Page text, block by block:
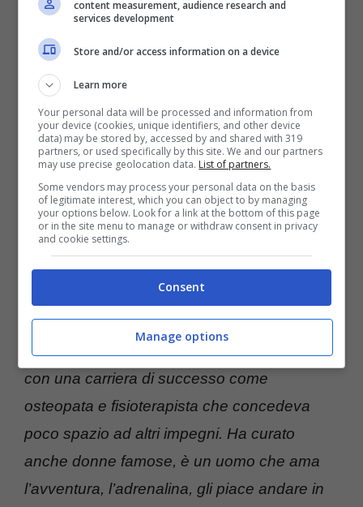
settimanale Chi.
“Carollo è sempre stato un single di ferro,
geloso dei propri spazi, della propria intimità,
con una carriera di successo come
osteopata e fisioterapista che concedeva
poco spazio ad altri impegni. Ha curato
anche donne famose, è un uomo che ama
l’avventura, l’adrenalina, gli piace andare in
content measurement, audience research and
services development
Store and/or access information on a device
Learn more
Your personal data will be processed and information from
your device (cookies, unique identifiers, and other device
data) may be stored by, accessed by and shared with 319
partners, or used specifically by this site. We and our partners
may use precise geolocation data. List of partners.
Some vendors may process your personal data on the basis
of legitimate interest, which you can object to by managing
your options below. Look for a link at the bottom of this page
or in the site menu to manage or withdraw consent in privacy
and cookie settings.
Consent
Manage options